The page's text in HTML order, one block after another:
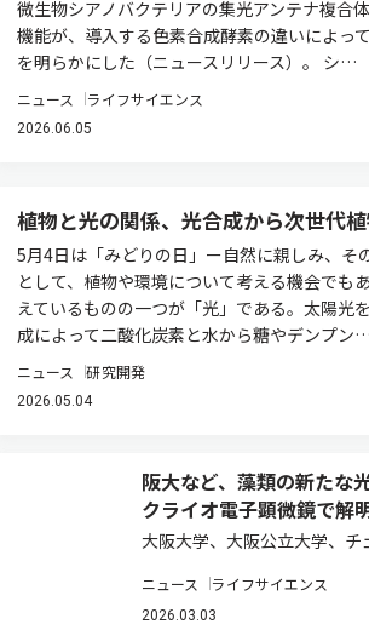
微生物シアノバクテリアの集光アンテナ複合
機能が、導入する色素合成酵素の違いによっ
を明らかにした（ニュースリリース）。 シ…
ニュース ライフサイエンス
2026.06.05
植物と光の関係、光合成から次世代
5月4日は「みどりの日」ー自然に親しみ、そ
として、植物や環境について考える機会でも
えているものの一つが「光」である。太陽光
成によって二酸化炭素と水から糖やデンプン…
ニュース 研究開発
2026.05.04
阪大など、藻類の新たな
クライオ電子顕微鏡で解
大阪大学、大阪公立大学、
真正眼点藻Trachydiscus
テナrVCPの立体構造を2.4Åの
ニュース ライフサイエンス
2026.03.03